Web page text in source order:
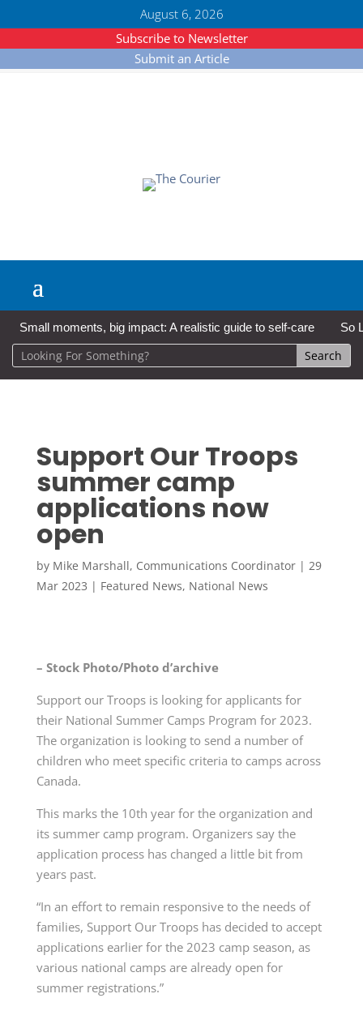
August 6, 2026
Subscribe to Newsletter
Submit an Article
Small moments, big impact: A realistic guide to self-care So
Support Our Troops
summer camp
applications now
open
by Mike Marshall, Communications Coordinator| 29
Mar 2023 | Featured News, National News
– Stock Photo/Photo d’archive
Support our Troops is looking for applicants for
their National Summer Camps Program for 2023.
The organization is looking to send a number of
children who meet specific criteria to camps across
Canada.
This marks the 10th year for the organization and
its summer camp program. Organizers say the
application process has changed a little bit from
years past.
“In an effort to remain responsive to the needs of
families, Support Our Troops has decided to accept
applications earlier for the 2023 camp season, as
various national camps are already open for
summer registrations.”